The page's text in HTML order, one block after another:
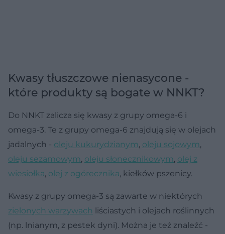
Kwasy tłuszczowe nienasycone -
które produkty są bogate w NNKT?
Do NNKT zalicza się kwasy z grupy omega-6 i
omega-3. Te z grupy omega-6 znajdują się w olejach
jadalnych - oleju kukurydzianym, oleju sojowym,
oleju sezamowym, oleju słonecznikowym, olej z
wiesiołka, olej z ogórecznika, kiełków pszenicy.
Kwasy z grupy omega-3 są zawarte w niektórych
zielonych warzywach liściastych i olejach roślinnych
(np. lnianym, z pestek dyni). Można je też znaleźć -